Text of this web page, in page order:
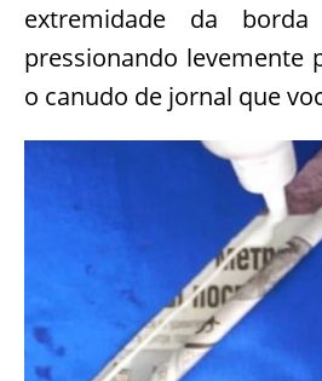
extremidade da
pressionando levemente
o canudo de jornal que